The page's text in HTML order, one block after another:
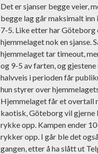
Det er sjanser begge veier,
begge lag går maksimalt inn
7-5. Like etter har Göteborg
hjemmelaget nok en sjanse.
hjemmelaget tar timeout,
og 9-5 av farten, og
halvveis i perioden får
hun styrer over
Hjemmelaget får et overtall
kaotisk, Göteborg vil gjerne
rykke opp. Kampen ender
rykker opp. I går ble det
gangen, etter å ha slått ut